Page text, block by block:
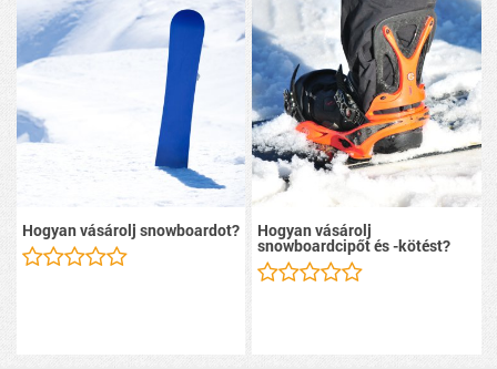
Hogyan vásárolj snowboardot? Hogyan vásárolj
snowboardcipőt és -kötést?